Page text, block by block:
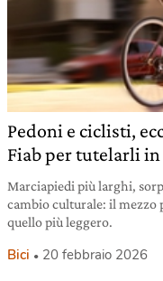
Pedoni e ciclisti,
Fiab per tutelarli
Marciapiedi più larghi,
cambio culturale: il mezzo
quello più leggero.
Bici 20 febbraio 2026